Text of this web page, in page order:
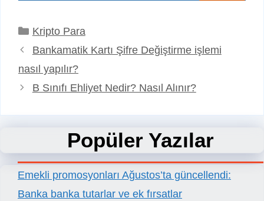
Kategoriler
Kripto Para
Bankamatik Kartı Şifre Değiştirme işlemi
nasıl yapılır?
B Sınıfı Ehliyet Nedir? Nasıl Alınır?
Popüler Yazılar
Emekli promosyonları Ağustos’ta güncellendi:
Banka banka tutarlar ve ek fırsatlar